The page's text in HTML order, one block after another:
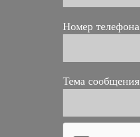
Номер телефона
Тема сообщения